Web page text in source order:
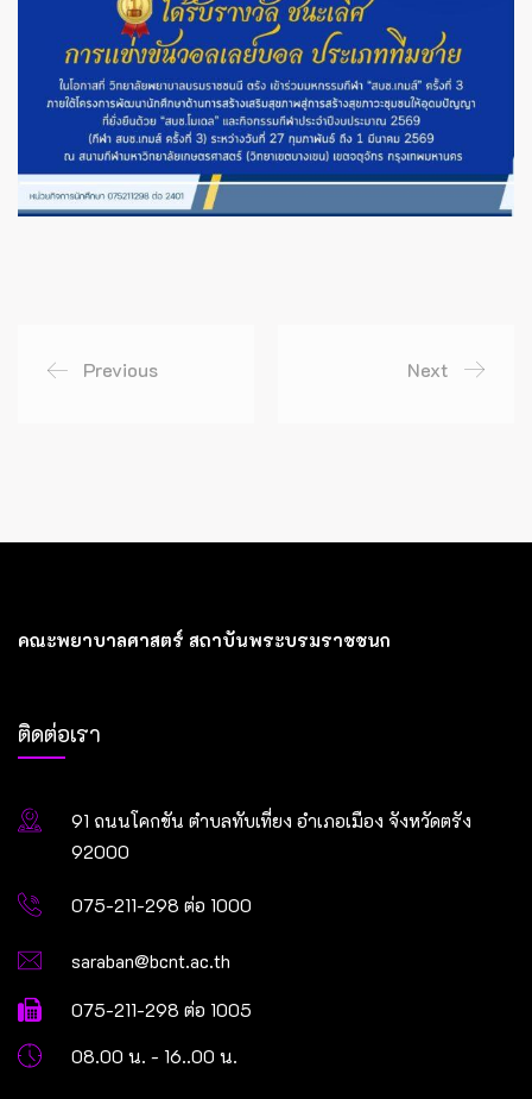
Previous Next
คณะพยาบาลศาสตร์ สถาบันพระบรมราชชนก
ติดต่อเรา
91 ถนนโคกขัน ตำบลทับเที่ยง อำเภอเมือง จังหวัดตรัง
92000
075-211-298 ต่อ 1000
saraban@bcnt.ac.th
075-211-298 ต่อ 1005
08.00 น. - 16..00 น.